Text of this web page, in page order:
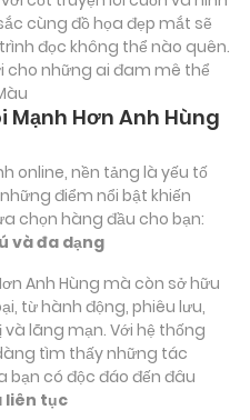
cùng đồ họa đẹp mắt sẽ
đọc không thể nào quên.
cho những ai đam mê thể
Mạnh Hơn Anh Hùng
online, nền tảng là yếu tố
điểm nổi bật khiến
chọn hàng đầu cho bạn:
và đa dạng
Anh Hùng mà còn sở hữu
từ hành động, phiêu lưu,
lãng mạn. Với hệ thống
tìm thấy những tác
bạn có độc đáo đến đâu
liên tục